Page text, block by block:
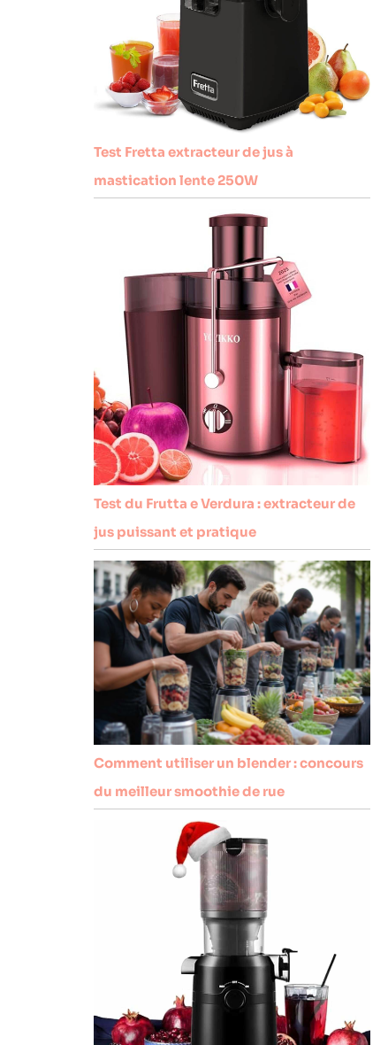
Test Fretta extracteur de jus à
mastication lente 250W
Test du Frutta e Verdura : extracteur de
jus puissant et pratique
Comment utiliser un blender : concours
du meilleur smoothie de rue